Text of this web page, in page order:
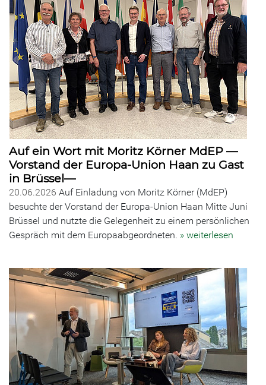
Auf ein Wort mit Moritz Körner MdEP —
Vorstand der Europa-Union Haan zu Gast
in Brüssel—
20.06.2026 Auf Einladung von Moritz Körner (MdEP)
besuchte der Vorstand der Europa-Union Haan Mitte Juni
Brüssel und nutzte die Gelegenheit zu einem persönlichen
Gespräch mit dem Europaabgeordneten. » weiterlesen